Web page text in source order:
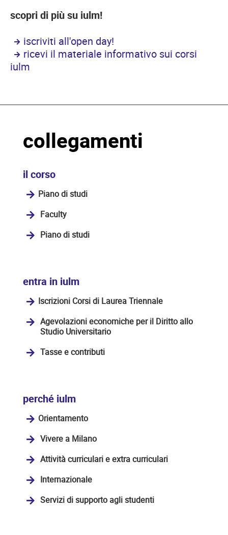
scopri di più su iulm!
iscriviti all'open day!
ricevi il materiale informativo sui corsi
iulm
collegamenti
il corso
Piano di studi
Faculty
Piano di studi
entra in iulm
Iscrizioni Corsi di Laurea Triennale
Agevolazioni economiche per il Diritto allo
Studio Universitario
Tasse e contributi
perché iulm
Orientamento
Vivere a Milano
Attività curriculari e extra curriculari
Internazionale
Servizi di supporto agli studenti